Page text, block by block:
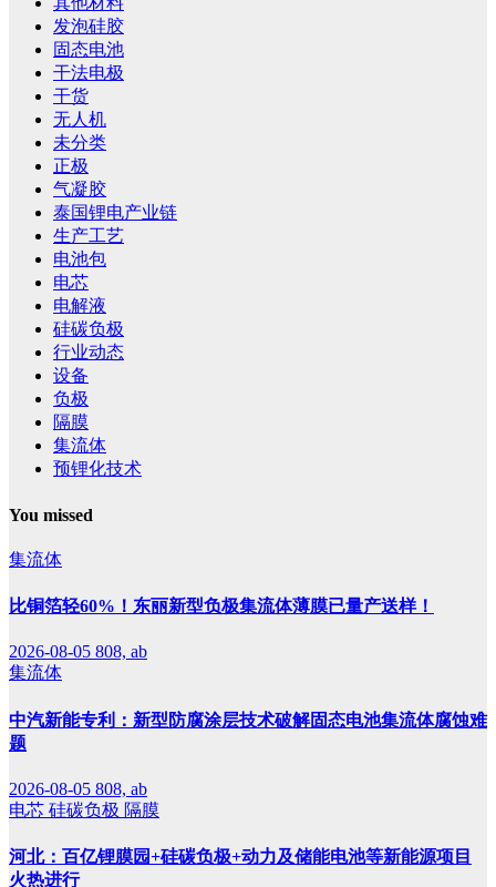
发泡硅胶
固态电池
干法电极
干货
无人机
未分类
正极
气凝胶
泰国锂电产业链
生产工艺
电池包
电芯
电解液
硅碳负极
行业动态
设备
负极
隔膜
集流体
预锂化技术
You missed
集流体
比铜箔轻60%！东丽新型负极集流体薄膜已量产送样！
2026-08-05 808, ab
集流体
中汽新能专利：新型防腐涂层技术破解固态电池集流体腐蚀难
题
2026-08-05 808, ab
电芯 硅碳负极 隔膜
河北：百亿锂膜园+硅碳负极+动力及储能电池等新能源项目
火热进行